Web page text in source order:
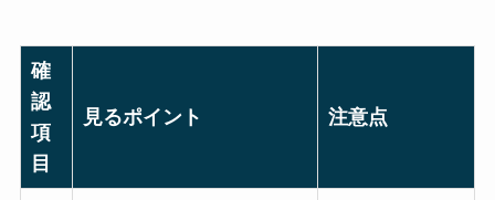
確
認
項
目
見るポイント 注意点